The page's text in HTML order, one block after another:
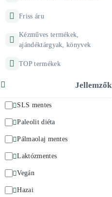
Friss áru
Kézműves termékek,
ajándéktárgyak, könyvek
TOP termékek
Jellemzők
SLS mentes
Paleolit diéta
Pálmaolaj mentes
Laktózmentes
Vegán
Hazai